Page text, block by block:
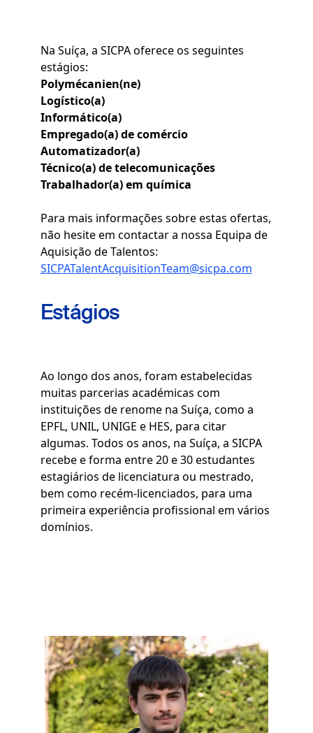
Na Suíça, a SICPA oferece os seguintes
estágios:
Polymécanien(ne)
Logístico(a)
Informático(a)
Empregado(a) de comércio
Automatizador(a)
Técnico(a) de telecomunicações
Trabalhador(a) em química
Para mais informações sobre estas ofertas,
não hesite em contactar a nossa Equipa de
Aquisição de Talentos:
SICPATalentAcquisitionTeam@sicpa.com
Estágios
Ao longo dos anos, foram estabelecidas
muitas parcerias académicas com
instituições de renome na Suíça, como a
EPFL, UNIL, UNIGE e HES, para citar
algumas. Todos os anos, na Suíça, a SICPA
recebe e forma entre 20 e 30 estudantes
estagiários de licenciatura ou mestrado,
bem como recém-licenciados, para uma
primeira experiência profissional em vários
domínios.
Imagem